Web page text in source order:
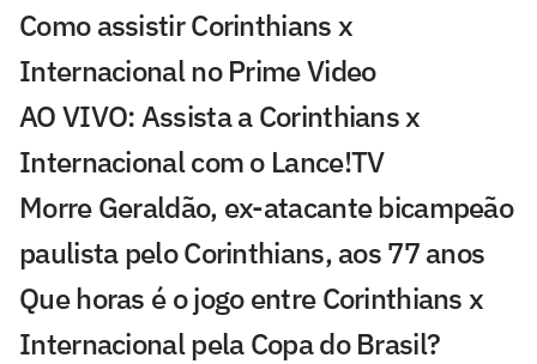
Como assistir Corinthians x
Internacional no Prime Video
AO VIVO: Assista a Corinthians x
Internacional com o Lance!TV
Morre Geraldão, ex-atacante bicampeão
paulista pelo Corinthians, aos 77 anos
Que horas é o jogo entre Corinthians x
Internacional pela Copa do Brasil?